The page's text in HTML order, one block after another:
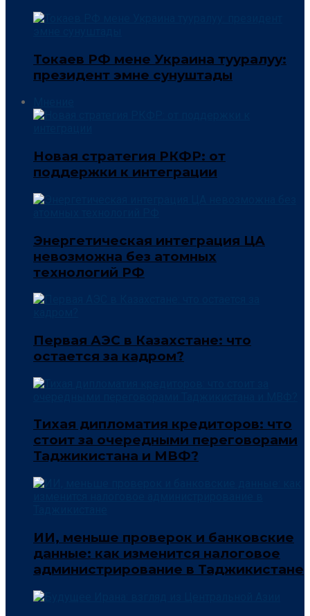
Токаев РФ мене Украина тууралуу:
президент эмне сунуштады
Новая стратегия РКФР: от
поддержки к интеграции
Энергетическая интеграция ЦА
невозможна без атомных
технологий РФ
Первая АЭС в Казахстане: что
остается за кадром?
Тихая дипломатия кредиторов: что
стоит за очередными переговорами
Таджикистана и МВФ?
ИИ, меньше проверок и банковские
данные: как изменится налоговое
администрирование в Таджикистане